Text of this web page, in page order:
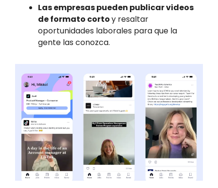
Las empresas pueden publicar videos
de formato cortoy resaltar
oportunidades laborales para que la
gente las conozca.